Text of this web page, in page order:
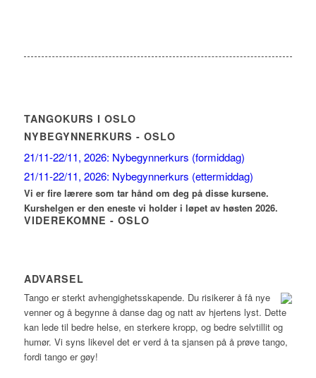
TANGOKURS I OSLO
NYBEGYNNERKURS - OSLO
21/11-22/11, 2026: Nybegynnerkurs (formiddag)
21/11-22/11, 2026: Nybegynnerkurs (ettermiddag)
Vi er fire lærere som tar hånd om deg på disse kursene.
Kurshelgen er den eneste vi holder i løpet av høsten 2026.
VIDEREKOMNE - OSLO
ADVARSEL
Tango er sterkt avhengighetsskapende. Du risikerer å få nye
venner og å begynne å danse dag og natt av hjertens lyst. Dette
kan lede til bedre helse, en sterkere kropp, og bedre selvtillit og
humør. Vi syns likevel det er verd å ta sjansen på å prøve tango,
fordi tango er gøy!